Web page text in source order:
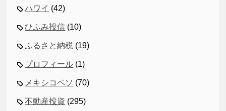
ハワイ (42)
ひふみ投信 (10)
ふるさと納税 (19)
プロフィール (1)
メキシコペソ (70)
不動産投資 (295)